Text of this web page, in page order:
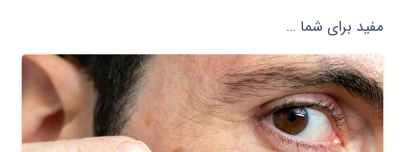
مفید برای شما …